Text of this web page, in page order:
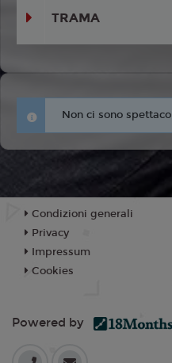
TRAMA
Non ci sono
Condizioni generali
Privacy
Impressum
Cookies
Powered by